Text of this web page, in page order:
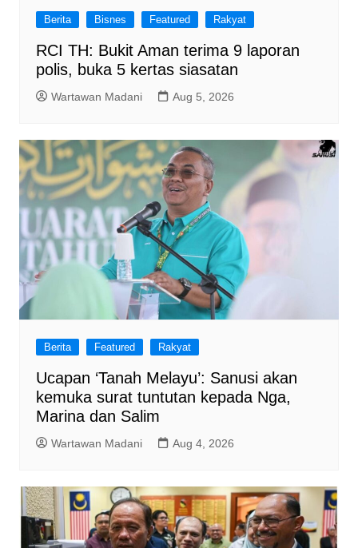
Berita Bisnes Featured Rakyat
RCI TH: Bukit Aman terima 9 laporan
polis, buka 5 kertas siasatan
Wartawan Madani Aug 5, 2026
Berita Featured Rakyat
Ucapan ‘Tanah Melayu’: Sanusi akan
kemuka surat tuntutan kepada Nga,
Marina dan Salim
Wartawan Madani Aug 4, 2026